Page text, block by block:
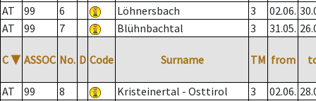
AT
99 6 Löhnersbach 3 02.06.
AT
99 7 Blühnbachtal 3 31.05.
C ▼ ASSOC No. D Code Surname TM from
AT 99 8 Kristeinertal - Osttirol 3 02.06.